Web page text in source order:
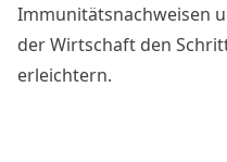
Immunitätsnachweisen
der Wirtschaft den
erleichtern.